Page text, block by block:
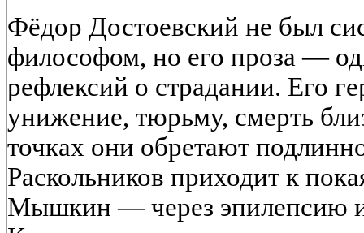
Фёдор Достоевский не был
философом, но его проза —
рефлексий о страдании. Его
унижение, тюрьму, смерть
точках они обретают
Раскольников приходит к
Мышкин — через эпилепсию